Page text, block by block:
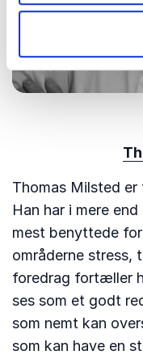
Thomas Milsted
Han har i mere
mest benyttede
områderne stress,
foredrag fortæller
ses som et godt
som nemt kan
som kan have en